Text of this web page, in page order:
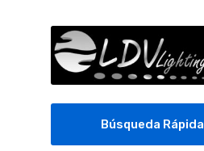
Búsqueda Rápida